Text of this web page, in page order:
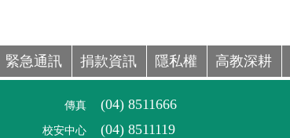
緊急通訊 捐款資訊 隱私權 高教深耕
傳真 (04) 8511666
校安中心 (04) 8511119